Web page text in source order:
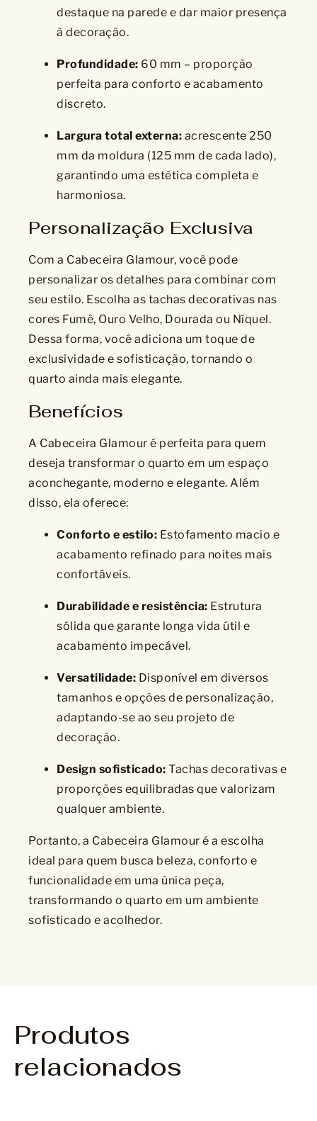
destaque na parede e dar maior presença
à decoração.
Profundidade: 60 mm – proporção
perfeita para conforto e acabamento
discreto.
Largura total externa: acrescente 250
mm da moldura (125 mm de cada lado),
garantindo uma estética completa e
harmoniosa.
Personalização Exclusiva
Com a Cabeceira Glamour, você pode
personalizar os detalhes para combinar com
seu estilo. Escolha as tachas decorativas nas
cores Fumê, Ouro Velho, Dourada ou Níquel.
Dessa forma, você adiciona um toque de
exclusividade e sofisticação, tornando o
quarto ainda mais elegante.
Benefícios
A Cabeceira Glamour é perfeita para quem
deseja transformar o quarto em um espaço
aconchegante, moderno e elegante. Além
disso, ela oferece:
Conforto e estilo: Estofamento macio e
acabamento refinado para noites mais
confortáveis.
Durabilidade e resistência: Estrutura
sólida que garante longa vida útil e
acabamento impecável.
Versatilidade: Disponível em diversos
tamanhos e opções de personalização,
adaptando-se ao seu projeto de
decoração.
Design sofisticado: Tachas decorativas e
proporções equilibradas que valorizam
qualquer ambiente.
Portanto, a Cabeceira Glamour é a escolha
ideal para quem busca beleza, conforto e
funcionalidade em uma única peça,
transformando o quarto em um ambiente
sofisticado e acolhedor.
Produtos
relacionados